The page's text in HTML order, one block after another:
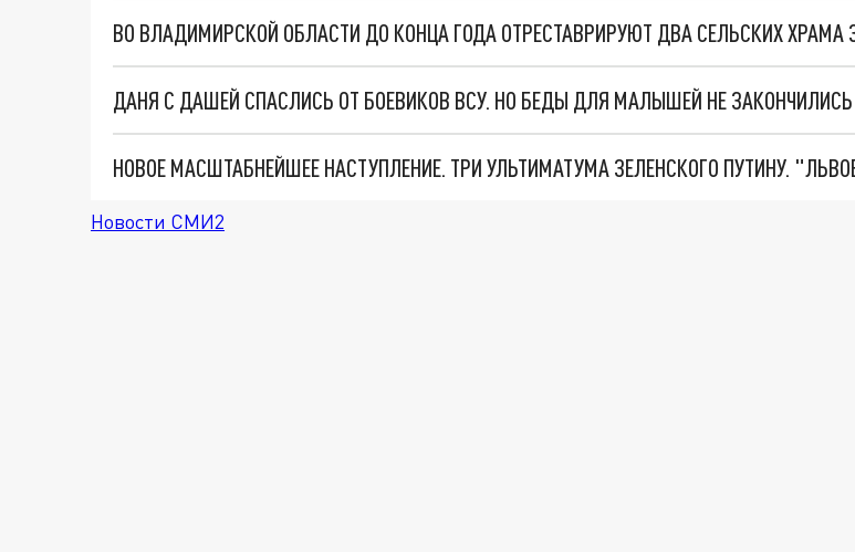
ДАНЯ С ДАШЕЙ СПАСЛИСЬ ОТ БОЕВИКОВ ВСУ. НО БЕДЫ ДЛЯ МАЛЫШЕЙ НЕ ЗАКОНЧИЛИСЬ
Новости СМИ2